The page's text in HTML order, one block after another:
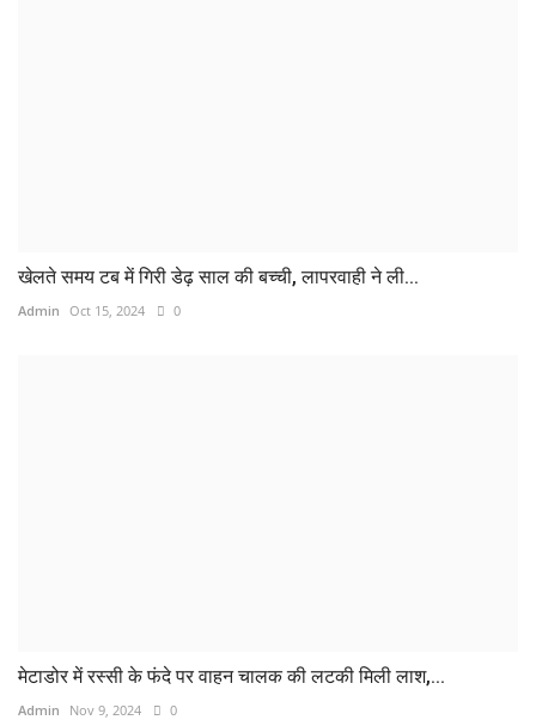
खेलते समय टब में गिरी डेढ़ साल की बच्ची, लापरवाही ने ली...
Admin Oct 15, 2024 0
मेटाडोर में रस्सी के फंदे पर वाहन चालक की लटकी मिली लाश,...
Admin Nov 9, 2024 0